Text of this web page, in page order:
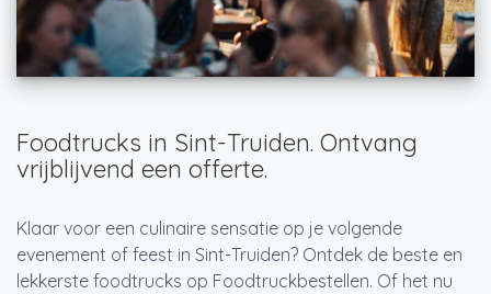
Foodtrucks in Sint-Truiden. Ontvang
vrijblijvend een offerte.
Klaar voor een culinaire sensatie op je volgende
evenement of feest in Sint-Truiden? Ontdek de beste en
lekkerste foodtrucks op Foodtruckbestellen. Of het nu